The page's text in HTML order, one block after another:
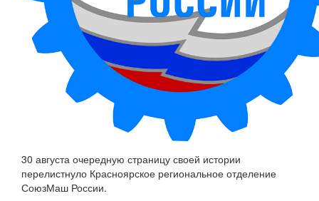
30 августа очередную страницу своей истории
перелистнуло Красноярское региональное отделение
СоюзМаш России.